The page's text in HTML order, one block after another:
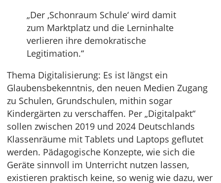
„Der ‚Schonraum Schule‘ wird damit
zum Marktplatz und die Lerninhalte
verlieren ihre demokratische
Legitimation.“
Thema Digitalisierung: Es ist längst ein
Glaubensbekenntnis, den neuen Medien Zugang
zu Schulen, Grundschulen, mithin sogar
Kindergärten zu verschaffen. Per „Digitalpakt“
sollen zwischen 2019 und 2024 Deutschlands
Klassenräume mit Tablets und Laptops geflutet
werden. Pädagogische Konzepte, wie sich die
Geräte sinnvoll im Unterricht nutzen lassen,
existieren praktisch keine, so wenig wie dazu, wer